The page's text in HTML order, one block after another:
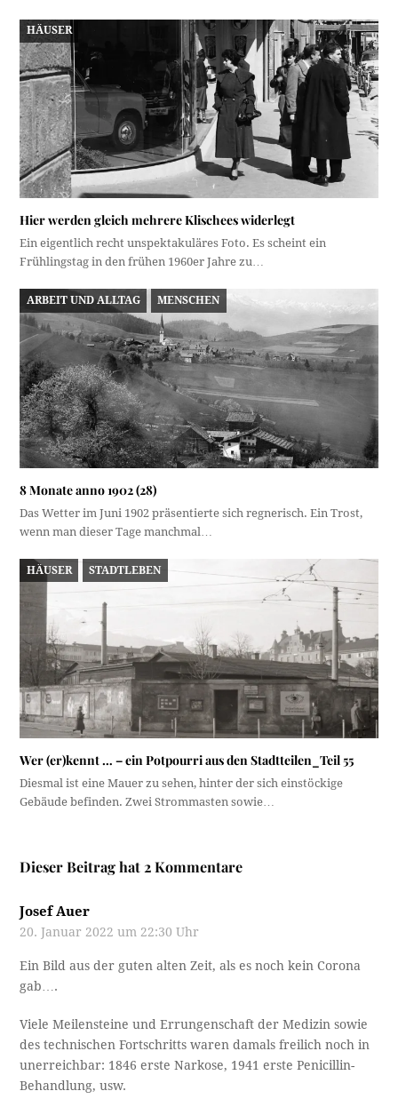
HÄUSER
Hier werden gleich mehrere Klischees widerlegt
Ein eigentlich recht unspektakuläres Foto. Es scheint ein
Frühlingstag in den frühen 1960er Jahre zu…
ARBEIT UND ALLTAG MENSCHEN
8 Monate anno 1902 (28)
Das Wetter im Juni 1902 präsentierte sich regnerisch. Ein Trost,
wenn man dieser Tage manchmal…
HÄUSER STADTLEBEN
Wer (er)kennt … – ein Potpourri aus den Stadtteilen_Teil 55
Diesmal ist eine Mauer zu sehen, hinter der sich einstöckige
Gebäude befinden. Zwei Strommasten sowie…
Dieser Beitrag hat 2 Kommentare
Josef Auer
20. Januar 2022 um 22:30 Uhr
Ein Bild aus der guten alten Zeit, als es noch kein Corona
gab….
Viele Meilensteine und Errungenschaft der Medizin sowie
des technischen Fortschritts waren damals freilich noch in
unerreichbar: 1846 erste Narkose, 1941 erste Penicillin-
Behandlung, usw.